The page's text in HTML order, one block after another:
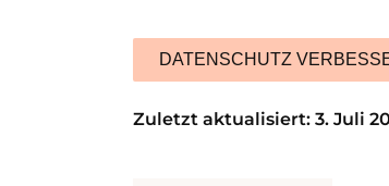
DATENSCHUTZ
Zuletzt aktualisiert: 3. Juli